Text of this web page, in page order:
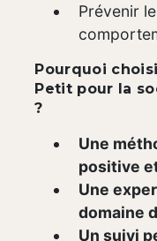
Prévenir
Pourquoi
Petit pour la
?
Une
positive
Une
domaine
Un suivi